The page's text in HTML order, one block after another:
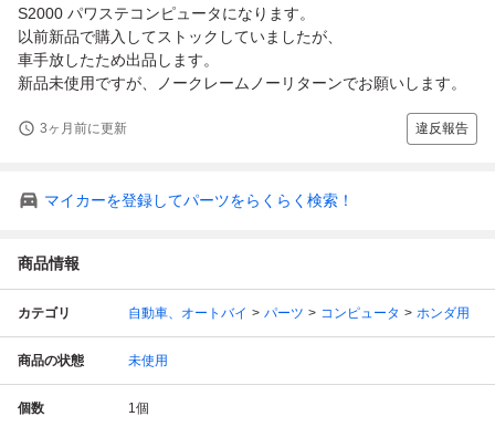
S2000 パワステコンピュータになります。
以前新品で購入してストックしていましたが、
車手放したため出品します。
新品未使用ですが、ノークレームノーリターンでお願いします。
3ヶ月前に更新 違反報告
マイカーを登録してパーツをらくらく検索！
商品情報
カテゴリ 自動車、オートバイ パーツ コンピュータ ホンダ用
商品の状態 未使用
個数 1個